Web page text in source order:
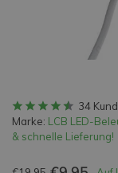
34
Marke: LCB LED-
& schnelle Lieferung!